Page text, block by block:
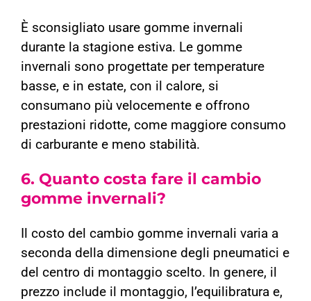
È sconsigliato usare gomme invernali
durante la stagione estiva. Le gomme
invernali sono progettate per temperature
basse, e in estate, con il calore, si
consumano più velocemente e offrono
prestazioni ridotte, come maggiore consumo
di carburante e meno stabilità.
6. Quanto costa fare il cambio
gomme invernali?
Il costo del cambio gomme invernali varia a
seconda della dimensione degli pneumatici e
del centro di montaggio scelto. In genere, il
prezzo include il montaggio, l’equilibratura e,